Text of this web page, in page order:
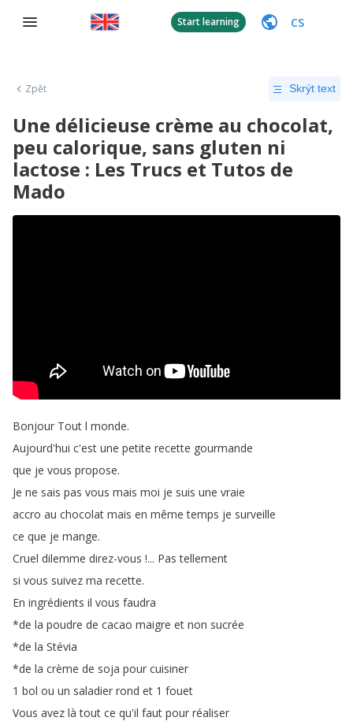
Start learning CS
Zpět Skrýt text
Une délicieuse crème au chocolat,
peu calorique, sans gluten ni
lactose : Les Trucs et Tutos de
Mado
Bonjour Tout l monde.
Aujourd'hui c'est une petite recette gourmande
que je vous propose.
Je ne sais pas vous mais moi je suis une vraie
accro au chocolat mais en même temps je surveille
ce que je mange.
Cruel dilemme direz-vous !... Pas tellement
si vous suivez ma recette.
En ingrédients il vous faudra
*de la poudre de cacao maigre et non sucrée
*de la Stévia
*de la crème de soja pour cuisiner
1 bol ou un saladier rond et 1 fouet
Vous avez là tout ce qu'il faut pour réaliser